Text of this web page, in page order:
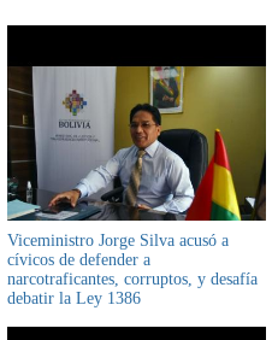
Viceministro Jorge Silva acusó a
cívicos de defender a
narcotraficantes, corruptos, y desafía
debatir la Ley 1386